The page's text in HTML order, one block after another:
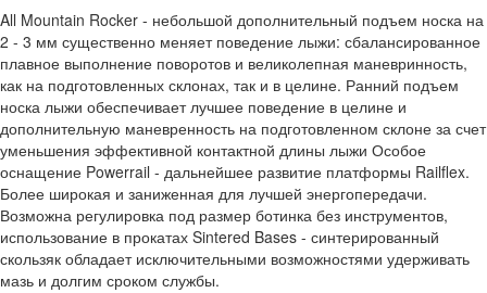
All Mountain Rocker - небольшой дополнительный подъем носка на
2 - 3 мм существенно меняет поведение лыжи: сбалансированное
плавное выполнение поворотов и великолепная маневринность,
как на подготовленных склонах, так и в целине. Ранний подъем
носка лыжи обеспечивает лучшее поведение в целине и
дополнительную маневренность на подготовленном склоне за счет
уменьшения эффективной контактной длины лыжи Особое
оснащение Powerrail - дальнейшее развитие платформы Railflex.
Более широкая и заниженная для лучшей энергопередачи.
Возможна регулировка под размер ботинка без инструментов,
использование в прокатах Sintered Bases - синтерированный
скользяк обладает исключительными возможностями удерживать
мазь и долгим сроком службы.